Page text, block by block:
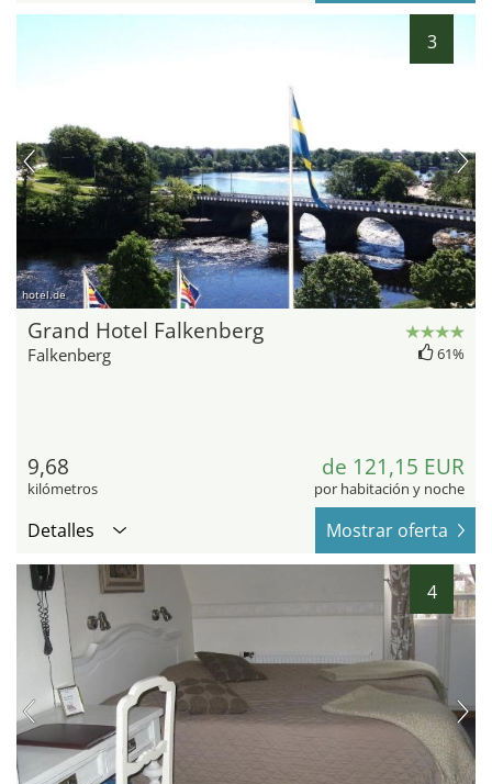
3
hotel.de
Grand Hotel Falkenberg
Falkenberg 61%
9,68
kilómetros
de 121,15 EUR
por habitación y noche
Detalles Mostrar oferta
4